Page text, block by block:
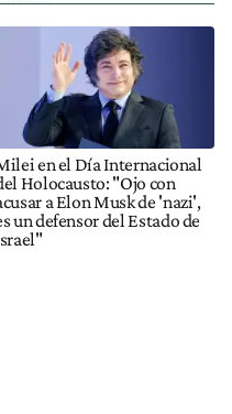
en el Dí­a Internacional
Holocausto: "Ojo con
a Elon Musk de 'nazi',
un defensor del Estado de